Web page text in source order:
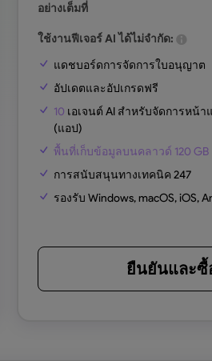
อย่างเต็มที่
ใช้งานฟีเจอร์ AI ได้ไม่จำกัด:
แดชบอร์ดการจัดการใบอนุญาต
อัปเดตและอัปเกรดฟรี
10 เอเจนต์ AI สำหรับจัดการหน้
(แอป)
พื้นที่เก็บข้อมูลบนคลาวด์ 120 GB
การสนับสนุนทางเทคนิค 247
รองรับ Windows, macOS, iOS,
ยืนยันและซื้